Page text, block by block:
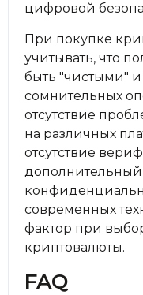
цифровой
При покупке
учитывать, что
быть "чистыми" и
сомнительных
отсутствие
на различных
отсутствие
дополнительный
современных
фактор при
криптовалюты.
FAQ